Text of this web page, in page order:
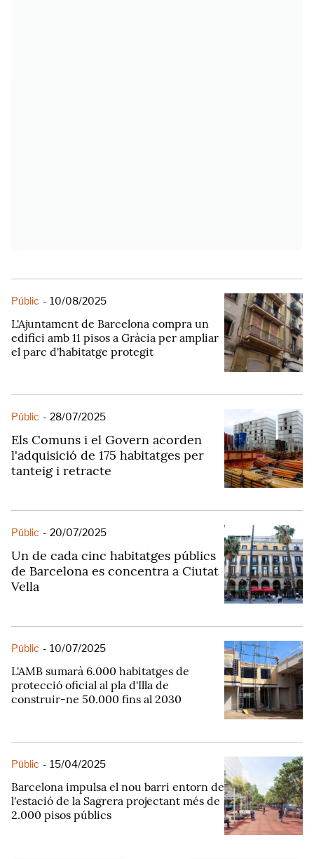
Públic - 10/08/2025
L'Ajuntament de Barcelona compra un
edifici amb 11 pisos a Gràcia per ampliar
el parc d'habitatge protegit
Públic - 28/07/2025
Els Comuns i el Govern acorden
l'adquisició de 175 habitatges per
tanteig i retracte
Públic - 20/07/2025
Un de cada cinc habitatges públics
de Barcelona es concentra a Ciutat
Vella
Públic - 10/07/2025
L'AMB sumarà 6.000 habitatges de
protecció oficial al pla d'Illa de
construir-ne 50.000 fins al 2030
Públic - 15/04/2025
Barcelona impulsa el nou barri entorn de
l'estació de la Sagrera projectant més de
2.000 pisos públics